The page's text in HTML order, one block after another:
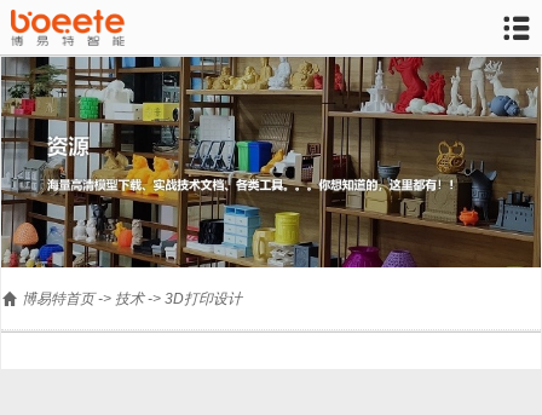

 博易特首页-> 技术->3D打印设计